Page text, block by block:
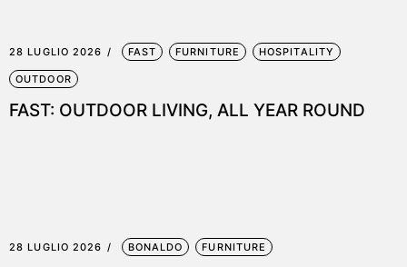
28 LUGLIO 2026 FAST FURNITURE HOSPITALITY
OUTDOOR
FAST: OUTDOOR LIVING, ALL YEAR ROUND
28 LUGLIO 2026 BONALDO FURNITURE